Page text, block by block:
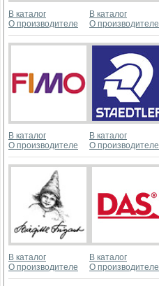
В каталог
О производителе
В каталог
О производителе
В каталог
О производителе
В каталог
О производителе
В каталог
О производителе
В каталог
О производителе